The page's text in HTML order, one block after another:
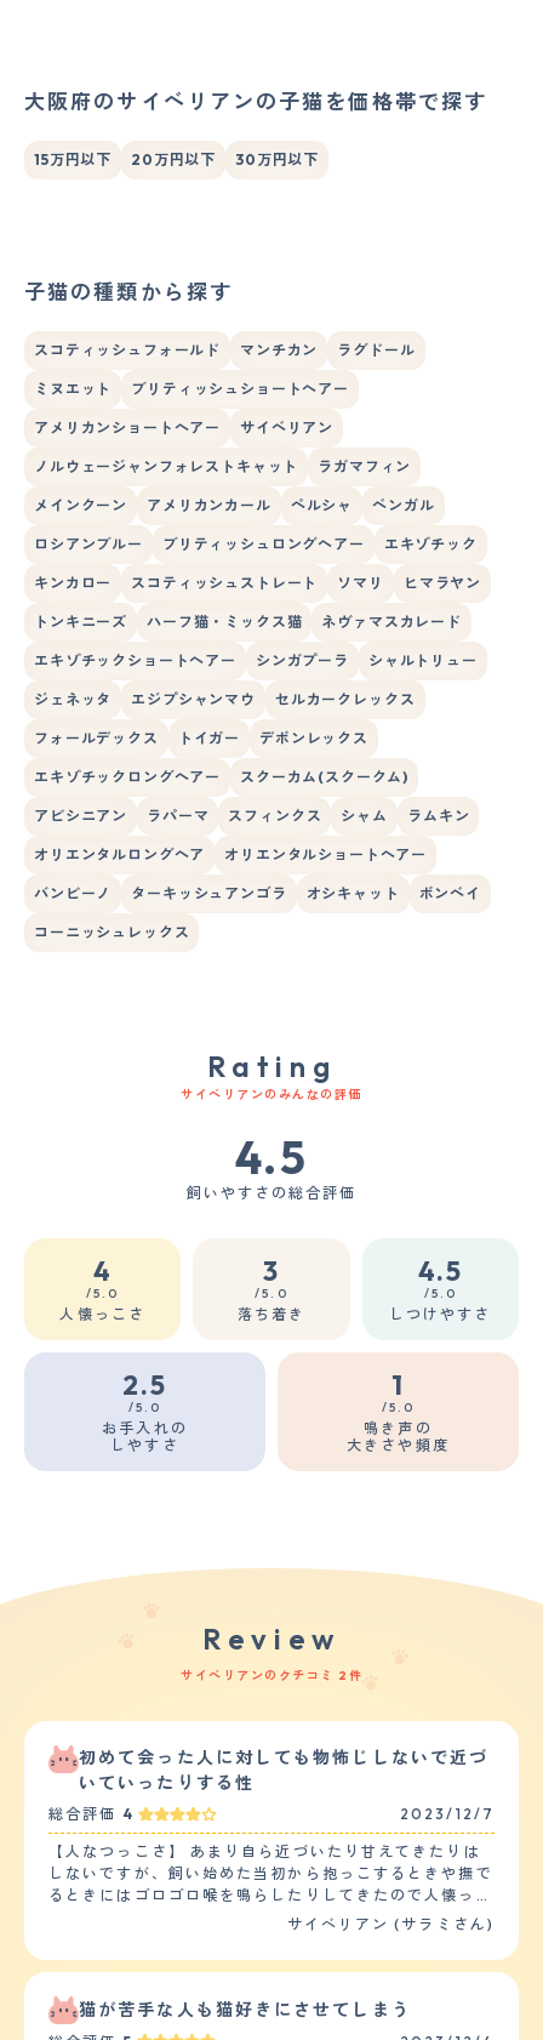
大阪府のサイベリアンの子猫を価格帯で探す
15万円以下 20万円以下 30万円以下
子猫の種類から探す
スコティッシュフォールド マンチカン ラグドール
ミヌエット ブリティッシュショートヘアー
アメリカンショートヘアー サイベリアン
ノルウェージャンフォレストキャット ラガマフィン
メインクーン アメリカンカール ペルシャ ベンガル
ロシアンブルー ブリティッシュロングヘアー エキゾチック
キンカロー スコティッシュストレート ソマリ ヒマラヤン
トンキニーズ ハーフ猫・ミックス猫 ネヴァマスカレード
エキゾチックショートヘアー シンガプーラ シャルトリュー
ジェネッタ エジプシャンマウ セルカークレックス
フォールデックス トイガー デボンレックス
エキゾチックロングヘアー スクーカム(スクークム)
アビシニアン ラパーマ スフィンクス シャム ラムキン
オリエンタルロングヘア オリエンタルショートヘアー
バンビーノ ターキッシュアンゴラ オシキャット ボンベイ
コーニッシュレックス
Rating
サイベリアンのみんなの評価
4.5
飼いやすさの総合評価
4
/5.0
人懐っこさ
3
/5.0
落ち着き
4.5
/5.0
しつけやすさ
2.5
/5.0
お手入れの
しやすさ
1
/5.0
鳴き声の
大きさや頻度
Review
サイベリアンのクチコミ 2件
初めて会った人に対しても物怖じしないで近づ
いていったりする性
総合評価 4 2023/12/7
【人なつっこさ】 あまり自ら近づいたり甘えてきたりは
しないですが、飼い始めた当初から抱っこするときや撫で
るときにはゴロゴロ喉を鳴らしたりしてきたので人懐っこ
い猫だと思います。他にペットはいないので相性について
ることなく、マイペースです。日頃からご飯をあげたりト
うにしたりと、猫にとって良い関係性を築いていくことが
できれば特に懐いてくれます。 【落ち着き】 日中のほと
サイベリアン (サラミさん)
猫が苦手な人も猫好きにさせてしまう